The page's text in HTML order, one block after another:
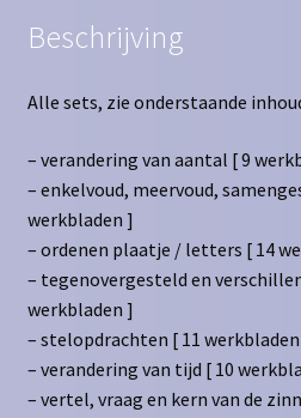
Beschrijving
Alle sets, zie onderstaande
– verandering van aantal [ 9
– enkelvoud, meervoud,
werkbladen ]
– ordenen plaatje / letters [ 14
– tegenovergesteld en
werkbladen ]
– stelopdrachten [ 11
– verandering van tijd [ 10
– vertel, vraag en kern van de